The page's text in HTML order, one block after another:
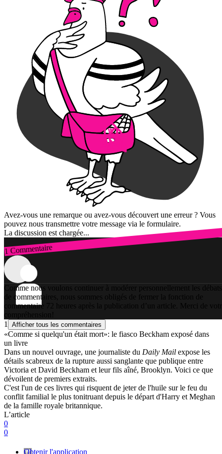
Avez-vous une remarque ou avez-vous découvert une erreur ? Vous
pouvez nous transmettre votre message via le formulaire.
La discussion est chargée...
1 Commentaire
Connexion
Comme nous voulons continuer à modérer personnellement les débats
de commentaires, nous sommes obligés de fermer la fonction de
commentaire 72 heures après la publication d’un article. Merci de
compréhension!
1
Afficher tous les commentaires
«Comme si quelqu'un était mort»: le fiasco Beckham exposé dans
un livre
Dans un nouvel ouvrage, une journaliste du Daily Mail expose les
détails scabreux de la rupture aussi sanglante que publique entre
Victoria et David Beckham et leur fils aîné, Brooklyn. Voici ce que
dévoilent de premiers extraits.
C'est l'un de ces livres qui risquent de jeter de l'huile sur le feu du
conflit familial le plus tonitruant depuis le départ d'Harry et Meghan
de la famille royale britannique.
L’article
0
0
Obtenir l'application